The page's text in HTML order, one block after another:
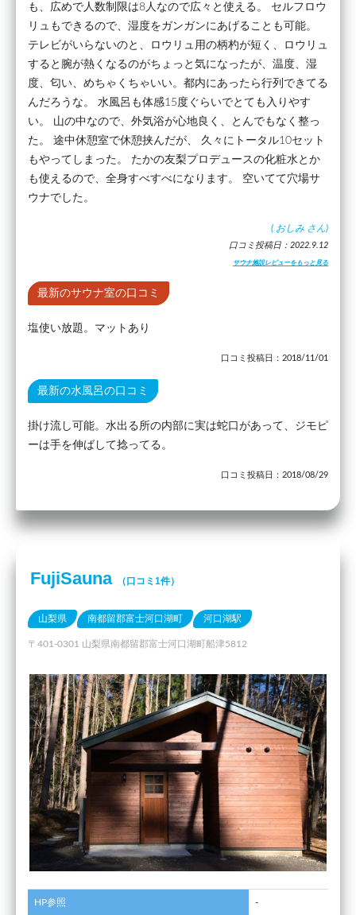
も、広めで人数制限は8人なので広々と使える。 セルフロウ
リュもできるので、湿度をガンガンにあげることも可能。
テレビがいらないのと、ロウリュ用の柄杓が短く、ロウリュ
すると腕が熱くなるのがちょっと気になったが、温度、湿
度、匂い、めちゃくちゃいい。都内にあったら行列できてる
んだろうな。 水風呂も体感15度ぐらいでとても入りやす
い。 山の中なので、外気浴が心地良く、とんでもなく整っ
た。 途中休憩室で休憩挟んだが、 久々にトータル10セット
もやってしまった。 たかの友梨プロデュースの化粧水とか
も使えるので、全身すべすべになります。 空いてて穴場サ
ウナでした。
( おしみ さん)
口コミ投稿日：2022.9.12
サウナ施設レビューをもっと見る
最新のサウナ室の口コミ
塩使い放題。マットあり
口コミ投稿日：2018/11/01
最新の水風呂の口コミ
掛け流し可能。水出る所の内部に実は蛇口があって、ジモピ
ーは手を伸ばして捻ってる。
口コミ投稿日：2018/08/29
FujiSauna （口コミ1件）
山梨県 南都留郡富士河口湖町 河口湖駅
〒401-0301 山梨県南都留郡富士河口湖町船津5812
HP参照 -